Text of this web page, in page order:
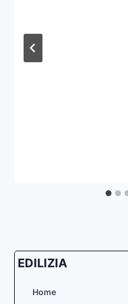
EDILIZIA
Home